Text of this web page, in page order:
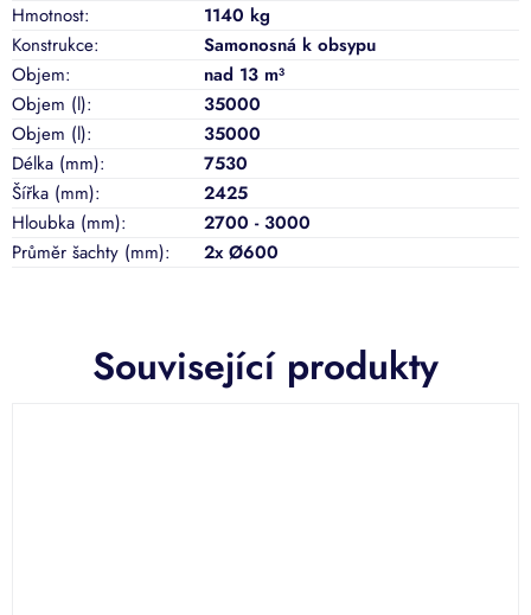
Související produkty
Hmotnost:
1140 kg
Konstrukce:
Samonosná k obsypu
Objem:
nad 13 m³
Objem (l):
35000
Objem (l):
35000
Délka (mm):
7530
Šířka (mm):
2425
Hloubka (mm):
2700 - 3000
Průměr šachty (mm): 2x Ø600